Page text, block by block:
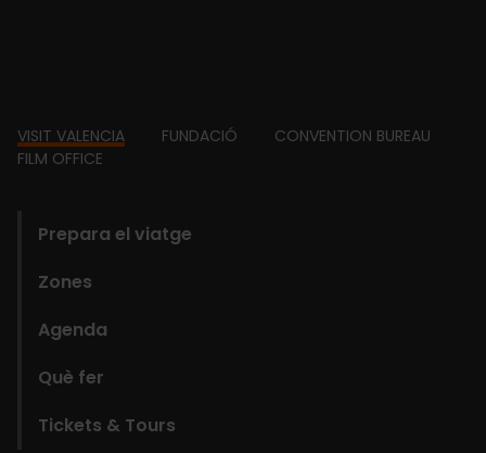
Footer
VISIT VALENCIA FUNDACIÓ
CONVENTION BUREAU
FILM OFFICE
Prepara el viatge
Zones
Agenda
Què fer
Tickets & Tours